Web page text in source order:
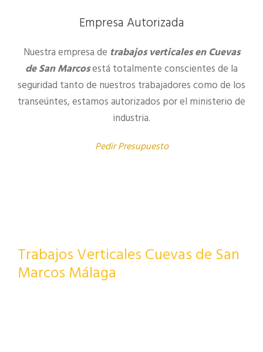
Empresa Autorizada
Nuestra empresa de trabajos verticales en Cuevas
de San Marcosestá totalmente conscientes de la
seguridad tanto de nuestros trabajadores como de los
transeúntes, estamos autorizados por el ministerio de
industria.
Pedir Presupuesto
Trabajos Verticales Cuevas de San
Marcos Málaga